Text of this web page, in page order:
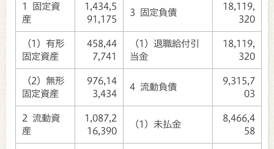
1 固定資
産
1,434,5
91,175
3 固定負債
18,119,
320
（1）有形
固定資産
458,44
7,741
（1）退職給付引
当金
18,119,
320
（2）無形
固定資産
976,14
3,434
4 流動負債
9,315,7
03
2 流動資
産
1,087,2
16,390
（1）未払金
8,466,4
58